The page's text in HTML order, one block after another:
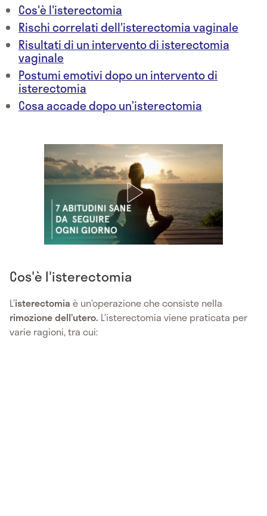
Cos'è l'isterectomia
Rischi correlati dell'isterectomia vaginale
Risultati di un intervento di isterectomia
vaginale
Postumi emotivi dopo un intervento di
isterectomia
Cosa accade dopo un’isterectomia
Cos'è l'isterectomia
L’isterectomia è un’operazione che consiste nella
rimozione dell’utero. L’isterectomia viene praticata per
varie ragioni, tra cui: